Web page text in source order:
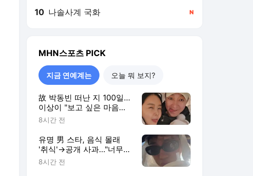
10 나솔사계 국화
MHN스포츠 PICK
지금 연예계는 오늘 뭐 보지?
故 박동빈 떠난 지 100일…
이상이 "보고 싶은 마음은
그대로" [MHN:피드]
8시간 전
유명 男 스타, 음식 몰래
'취식'→공개 사과…"너무
부끄럽다, 죄송하다"
8시간 전